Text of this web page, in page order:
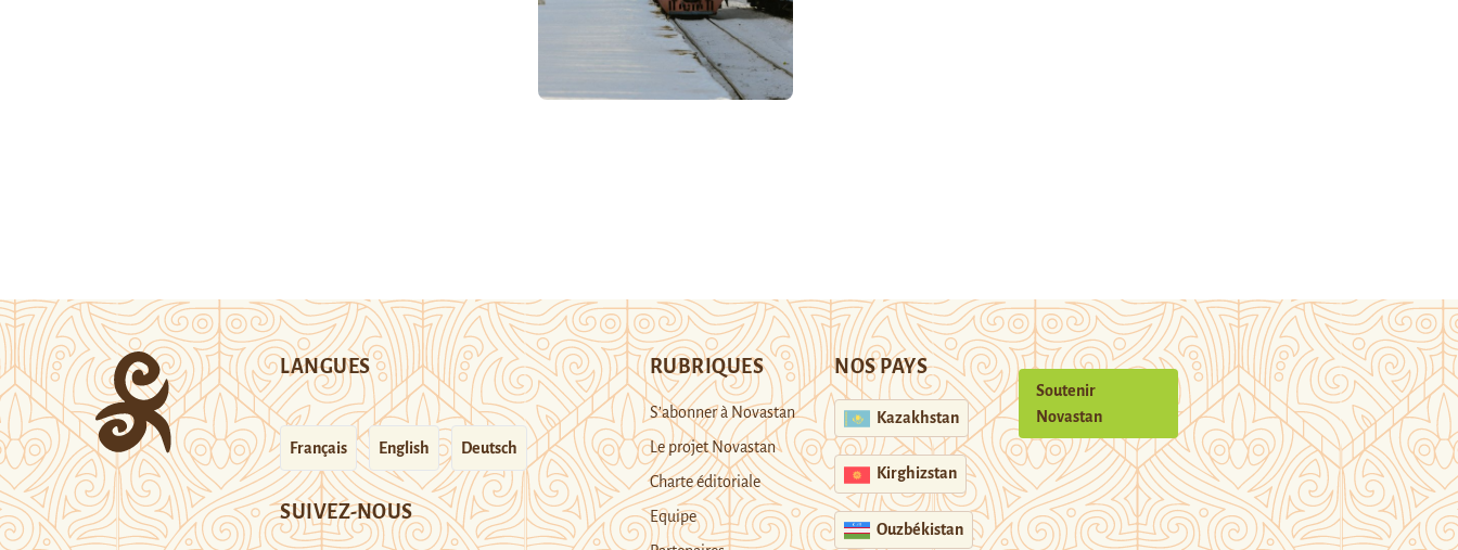
LANGUES
Français English Deutsch
SUIVEZ-NOUS
RUBRIQUES
S’abonner à Novastan
Le projet Novastan
Charte éditoriale
Equipe
NOS PAYS
Kazakhstan
Kirghizstan
Ouzbékistan
Soutenir
Novastan